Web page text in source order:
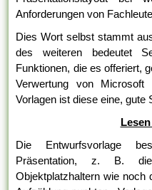
Anforderungen von
Dies Wort selbst stammt
des weiteren bedeutet
Funktionen, die es offeriert,
Verwertung von
Vorlagen ist diese eine, gute
Die Entwurfsvorlage
Präsentation, z. B.
Objektplatzhaltern wie noch